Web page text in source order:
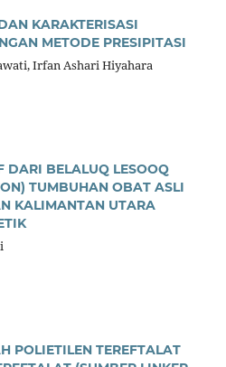
KARAKTERISASI
METODE PRESIPITASI
Irfan Ashari Hiyahara
DARI BELALUQ LESOOQ
TUMBUHAN OBAT ASLI
KALIMANTAN UTARA
POLIETILEN TEREFTALAT